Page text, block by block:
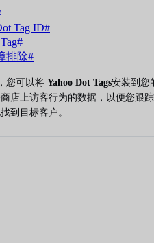
Tag ID#
排除#
您可以将 Yahoo Dot Tags安装到您
店上访客行为的数据，以便您跟踪
到目标客户。